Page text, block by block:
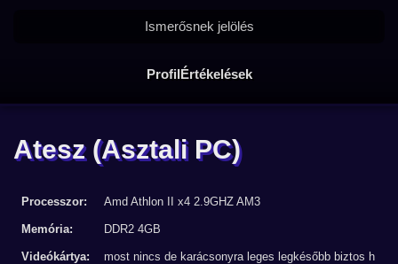
ProfilÉrtékelések
Ismerősnek jelölés
Atesz (Asztali PC)
Processzor: Amd Athlon II x4 2.9GHZ AM3
Memória: DDR2 4GB
Videókártya:
most nincs de karácsonyra leges legkésőbb biztos h